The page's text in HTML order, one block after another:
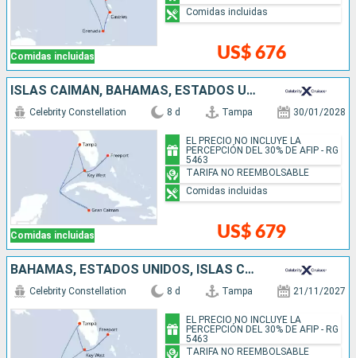
Comidas incluidas US$ 676
Comidas incluidas
ISLAS CAIMÁN, BAHAMAS, ESTADOS UNIDOS
Comidas incluidas
Celebrity Constellation 8 d Tampa 30/01/2028
US$ 679
EL PRECIO NO INCLUYE LA
PERCEPCIÓN DEL 30% DE AFIP - RG
5463
TARIFA NO REEMBOLSABLE
Comidas incluidas
BAHAMAS, ESTADOS UNIDOS, ISLAS CAIMÁN
Celebrity Constellation 8 d Tampa 21/11/2027
EL PRECIO NO INCLUYE LA
PERCEPCIÓN DEL 30% DE AFIP - RG
5463
TARIFA NO REEMBOLSABLE